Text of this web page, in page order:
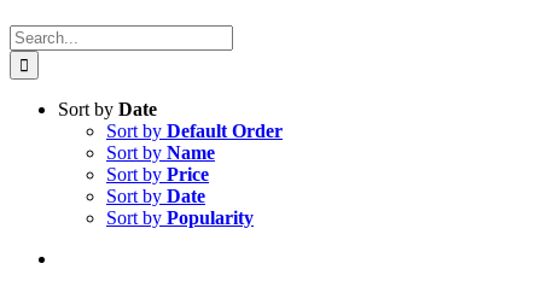
Search
for:
Sort by Date
Sort by Default Order
Sort by Name
Sort by Price
Sort by Date
Sort by Popularity